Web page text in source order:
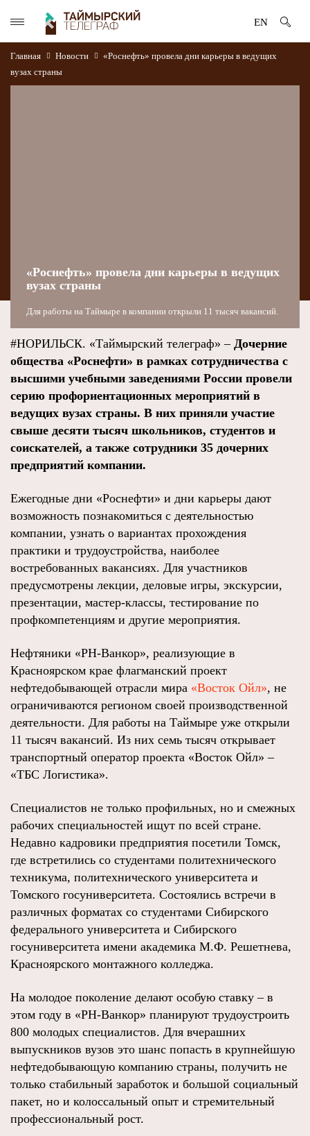
EN
Главная Новости
«Роснефть» провела дни карьеры в ведущих
вузах страны
«Роснефть» провела дни карьеры в ведущих
вузах страны
Для работы на Таймыре в компании открыли 11 тысяч вакансий.
#НОРИЛЬСК. «Таймырский телеграф» – Дочерние
общества «Роснефти» в рамках сотрудничества с
высшими учебными заведениями России провели
серию профориентационных мероприятий в
ведущих вузах страны. В них приняли участие
свыше десяти тысяч школьников, студентов и
соискателей, а также сотрудники 35 дочерних
предприятий компании.
Ежегодные дни «Роснефти» и дни карьеры дают
возможность познакомиться с деятельностью
компании, узнать о вариантах прохождения
практики и трудоустройства, наиболее
востребованных вакансиях. Для участников
предусмотрены лекции, деловые игры, экскурсии,
презентации, мастер-классы, тестирование по
профкомпетенциям и другие мероприятия.
Нефтяники «РН-Ванкор», реализующие в
Красноярском крае флагманский проект
нефтедобывающей отрасли мира «Восток Ойл», не
ограничиваются регионом своей производственной
деятельности. Для работы на Таймыре уже открыли
11 тысяч вакансий. Из них семь тысяч открывает
транспортный оператор проекта «Восток Ойл» –
«ТБС Логистика».
Специалистов не только профильных, но и смежных
рабочих специальностей ищут по всей стране.
Недавно кадровики предприятия посетили Томск,
где встретились со студентами политехнического
техникума, политехнического университета и
Томского госуниверситета. Состоялись встречи в
различных форматах со студентами Сибирского
федерального университета и Сибирского
госуниверситета имени академика М.Ф. Решетнева,
Красноярского монтажного колледжа.
На молодое поколение делают особую ставку – в
этом году в «РН-Ванкор» планируют трудоустроить
800 молодых специалистов. Для вчерашних
выпускников вузов это шанс попасть в крупнейшую
нефтедобывающую компанию страны, получить не
только стабильный заработок и большой социальный
пакет, но и колоссальный опыт и стремительный
профессиональный рост.